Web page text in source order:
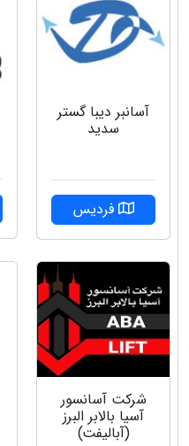
آسانبر دیبا گستر
سدید
فردیس
شرکت آسانسور
آسیا بالابر البرز
(آبالیفت)